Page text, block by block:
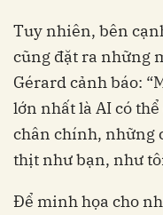
Tuy nhiên, bên
cũng đặt ra những
Gérard cảnh báo:
lớn nhất là AI có
chân chính, những
thịt như bạn, như
Để minh họa cho